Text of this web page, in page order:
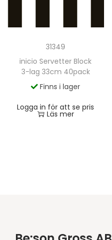
31349
inicio Servetter Block
3-lag 33cm 40pack
Finns i lager
Logga in för att se pris
Läs mer